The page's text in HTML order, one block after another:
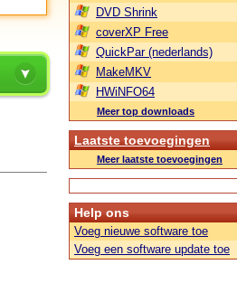
DVD Shrink
coverXP Free
QuickPar (nederlands)
MakeMKV
HWiNFO64
Meer top downloads
Laatste toevoegingen
Meer laatste toevoegingen
Help ons
Voeg nieuwe software toe
Voeg een software update toe